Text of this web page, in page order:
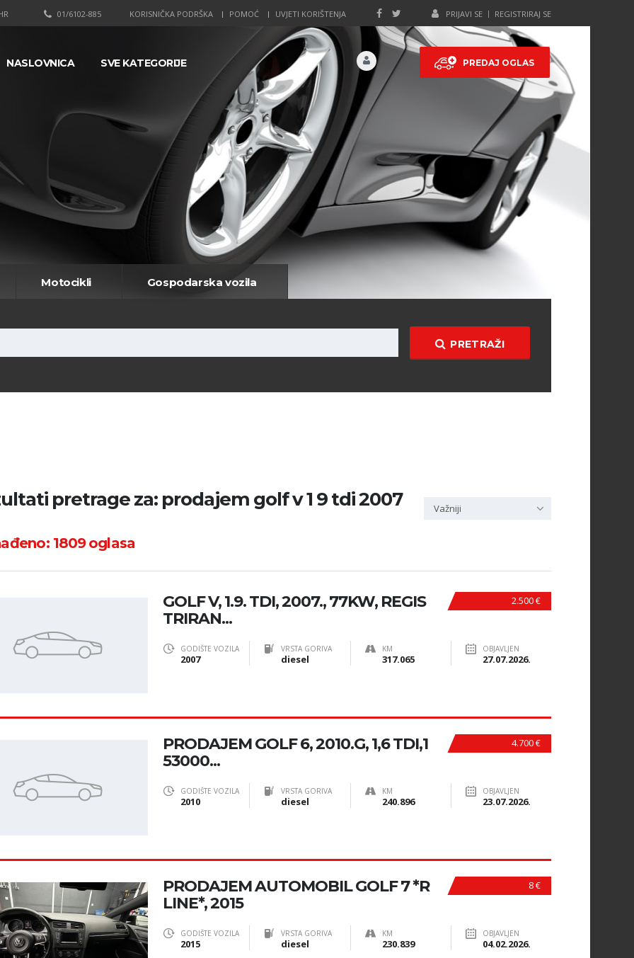
PRIJAVI SE REGISTRIRAJ SE
KORISNIČKA PODRŠKA POMOĆ UVJETI KORIŠTENJA
01/6102-885
PREDAJ OGLAS
NASLOVNICA SVE KATEGORIJE
Motocikli Gospodarska vozila
PRETRAŽI
pretrage za: prodajem golf v 1 9 tdi 2007
1809oglasa
Važniji
2.500 €
GOLF V, 1.9. TDI, 2007., 77KW, REGIS
TRIRAN...
GODIŠTE VOZILA
2007
VRSTA GORIVA
diesel
KM
317.065
OBJAVLJEN
27.07.2026.
4.700 €
PRODAJEM GOLF 6, 2010.G, 1,6 TDI,1
53000...
GODIŠTE VOZILA
2010
VRSTA GORIVA
diesel
KM
240.896
OBJAVLJEN
23.07.2026.
8 €
PRODAJEM AUTOMOBIL GOLF 7 *R
LINE*, 2015
GODIŠTE VOZILA
2015
VRSTA GORIVA
diesel
KM
230.839
OBJAVLJEN
04.02.2026.